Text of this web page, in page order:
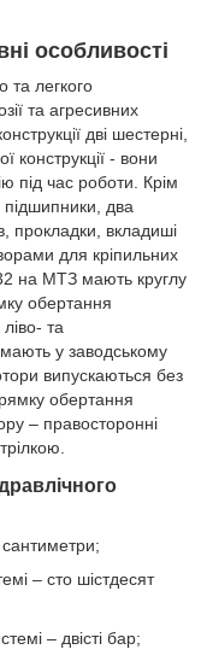
особливості
та легкого
та агресивних
дві шестерні,
конструкції - вони
під час роботи. Крім
два
прокладки, вкладиші
для кріпильних
на МТЗ мають круглу
обертання
та
у заводському
випускаються без
обертання
– правосторонні
сантиметри;
– сто шістдесят
– двісті бар;